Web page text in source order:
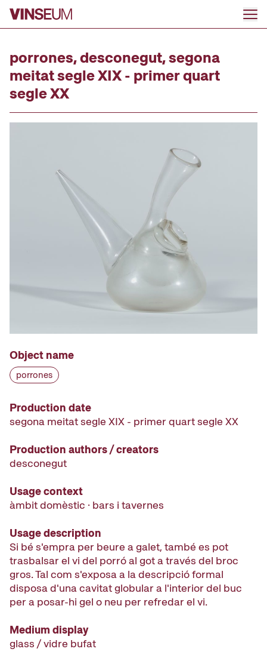
Go to content
porrones, desconegut, segona
meitat segle XIX - primer quart
segle XX
Object name
porrones
Production date
segona meitat segle XIX - primer quart segle XX
Production authors / creators
desconegut
Usage context
àmbit domèstic · bars i tavernes
Usage description
Si bé s'empra per beure a galet, també es pot
trasbalsar el vi del porró al got a través del broc
gros. Tal com s'exposa a la descripció formal
disposa d'una cavitat globular a l'interior del buc
per a posar-hi gel o neu per refredar el vi.
Medium display
glass / vidre bufat